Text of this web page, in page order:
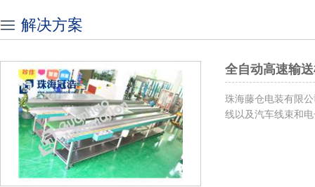
解决方案
全自动高速输
珠海藤仓电装有限
线以及汽车线束和